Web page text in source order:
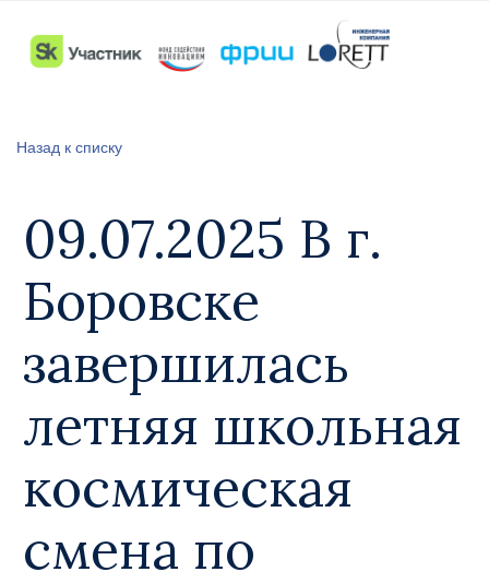
Назад к списку
09.07.2025 В г.
Боровске
завершилась
летняя школьная
космическая
смена по